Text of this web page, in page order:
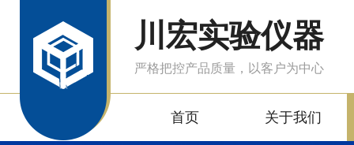
川宏实验仪器
严格把控产品质量，以客户为中心
首页 关于我们